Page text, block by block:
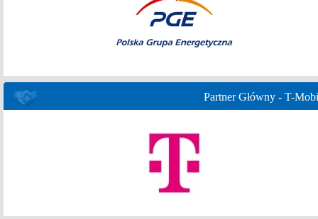
Partner Główny - T-